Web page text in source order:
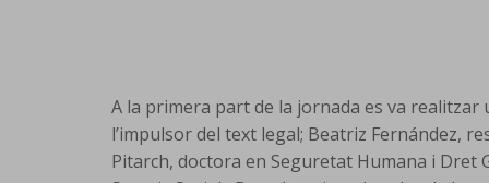
A la primera part de la jornada es va
l’impulsor del text legal; Beatriz Fernández,
Pitarch, doctora en Seguretat Humana i Dret